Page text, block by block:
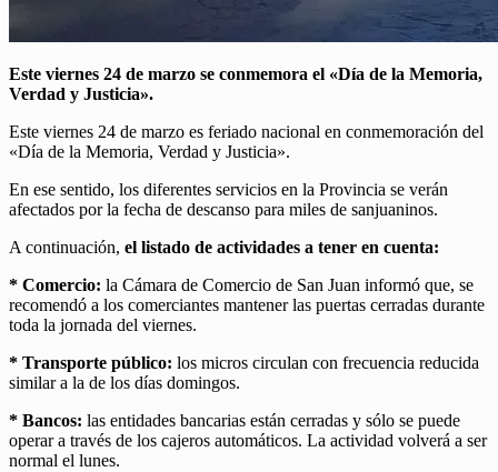
Este viernes 24 de marzo se conmemora el «Día de la Memoria,
Verdad y Justicia».
Este viernes 24 de marzo es feriado nacional en conmemoración del
«Día de la Memoria, Verdad y Justicia».
En ese sentido, los diferentes servicios en la Provincia se verán
afectados por la fecha de descanso para miles de sanjuaninos.
A continuación, el listado de actividades a tener en cuenta:
* Comercio: la Cámara de Comercio de San Juan informó que, se
recomendó a los comerciantes mantener las puertas cerradas durante
toda la jornada del viernes.
* Transporte público: los micros circulan con frecuencia reducida
similar a la de los días domingos.
* Bancos: las entidades bancarias están cerradas y sólo se puede
operar a través de los cajeros automáticos. La actividad volverá a ser
normal el lunes.